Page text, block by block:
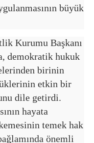
büyük
Kurumu Başkanı
demokratik hukuk
birinin
etkin bir
dile getirdi.
hayata
temek hak
önemli